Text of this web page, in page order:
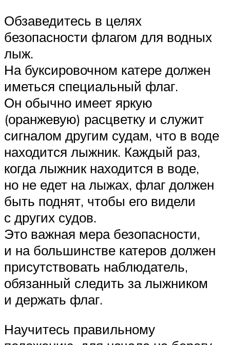
Обзаведитесь в целях
безопасности флагом для водных
лыж.
На буксировочном катере должен
иметься специальный флаг.
Он обычно имеет яркую
(оранжевую) расцветку и служит
сигналом другим судам, что в воде
находится лыжник. Каждый раз,
когда лыжник находится в воде,
но не едет на лыжах, флаг должен
быть поднят, чтобы его видели
с других судов.
Это важная мера безопасности,
и на большинстве катеров должен
присутствовать наблюдатель,
обязанный следить за лыжником
и держать флаг.
Научитесь правильному